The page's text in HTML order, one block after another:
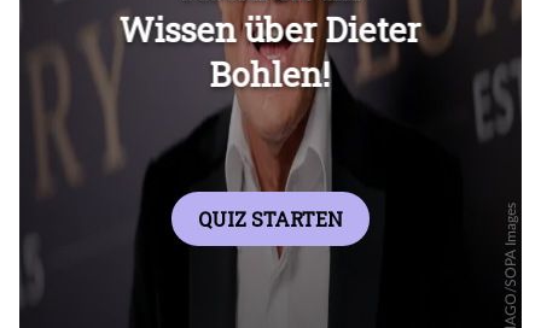
Überspringen